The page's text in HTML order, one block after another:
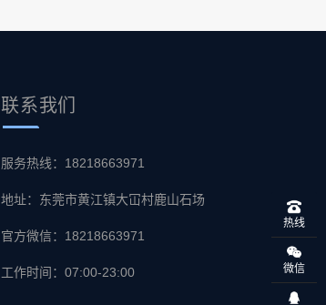
联系我们
服务热线：18218663971
地址：东莞市黄江镇大冚村鹿山石场
官方微信：18218663971
工作时间：07:00-23:00
热线
微信